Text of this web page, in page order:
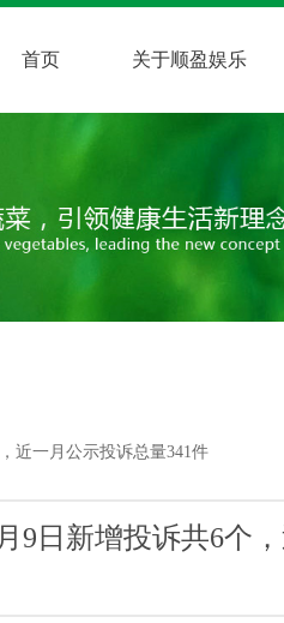
首页 关于顺盈娱乐
近一月公示投诉总量341件
9日新增投诉共6个